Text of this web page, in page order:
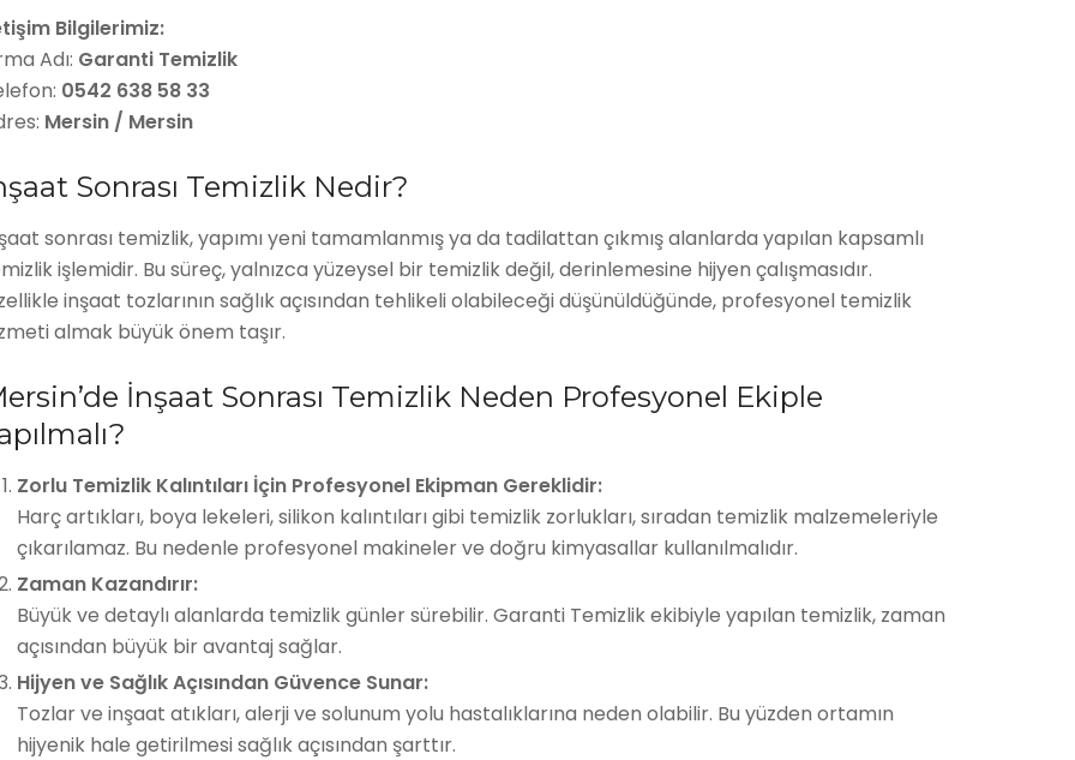
Bilgilerimiz:
Adı: Garanti Temizlik
0542 638 58 33
Mersin / Mersin
Sonrası Temizlik Nedir?
sonrası temizlik, yapımı yeni tamamlanmış ya da tadilattan çıkmış alanlarda yapılan kapsamlı
işlemidir. Bu süreç, yalnızca yüzeysel bir temizlik değil, derinlemesine hijyen çalışmasıdır.
inşaat tozlarının sağlık açısından tehlikeli olabileceği düşünüldüğünde, profesyonel temizlik
almak büyük önem taşır.
İnşaat Sonrası Temizlik Neden Profesyonel Ekiple
Zorlu Temizlik Kalıntıları İçin Profesyonel Ekipman Gereklidir:
Harç artıkları, boya lekeleri, silikon kalıntıları gibi temizlik zorlukları, sıradan temizlik malzemeleriyle
çıkarılamaz. Bu nedenle profesyonel makineler ve doğru kimyasallar kullanılmalıdır.
Zaman Kazandırır:
Büyük ve detaylı alanlarda temizlik günler sürebilir. Garanti Temizlik ekibiyle yapılan temizlik, zaman
açısından büyük bir avantaj sağlar.
Hijyen ve Sağlık Açısından Güvence Sunar:
Tozlar ve inşaat atıkları, alerji ve solunum yolu hastalıklarına neden olabilir. Bu yüzden ortamın
hijyenik hale getirilmesi sağlık açısından şarttır.